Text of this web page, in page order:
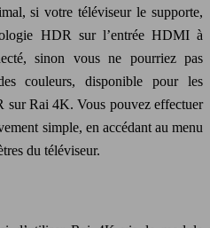
si votre téléviseur le supporte,
HDR sur l’entrée HDMI à
sinon vous ne pourriez pas
couleurs, disponible pour les
Rai 4K. Vous pouvez effectuer
simple, en accédant au menu
du téléviseur.